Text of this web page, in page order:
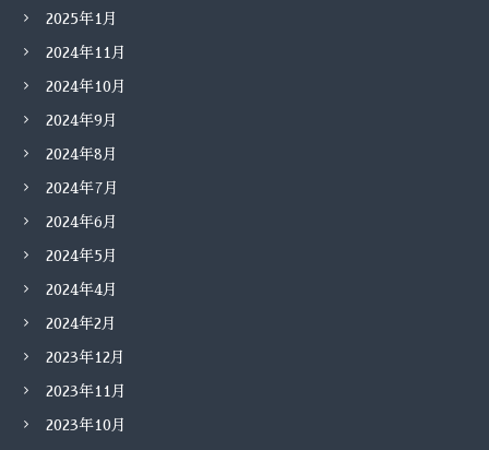
2025年1月
2024年11月
2024年10月
2024年9月
2024年8月
2024年7月
2024年6月
2024年5月
2024年4月
2024年2月
2023年12月
2023年11月
2023年10月